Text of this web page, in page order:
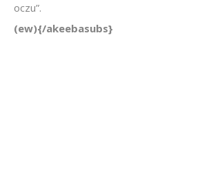
oczu”.
(ew){/akeebasubs}